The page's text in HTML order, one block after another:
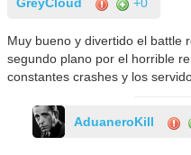
GreyCloud +0
Muy bueno y divertido el battle
segundo plano por el horrible
constantes crashes y los
AduaneroKill